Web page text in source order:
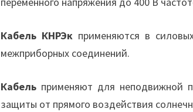
Кабель КНРЭк применяются в
межприборных соединений.
Кабель применяют для неподвижной
защиты от прямого воздействия